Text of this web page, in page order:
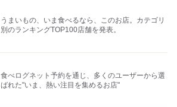
うまいもの、いま食べるなら、このお店。カテゴリ
別のランキングTOP100店舗を発表。
食べログネット予約を通じ、多くのユーザーから選
ばれた"いま、熱い注目を集めるお店"